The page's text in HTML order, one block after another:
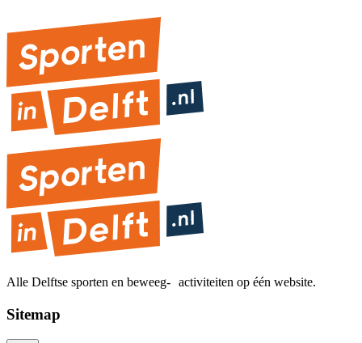
Alle Delftse sporten en beweeg- activiteiten op één website.
Sitemap